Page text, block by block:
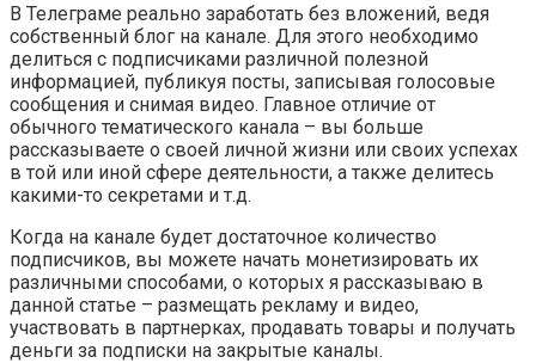
В Телеграме реально заработать без вложений, ведя
собственный блог на канале. Для этого необходимо
делиться с подписчиками различной полезной
информацией, публикуя посты, записывая голосовые
сообщения и снимая видео. Главное отличие от
обычного тематического канала – вы больше
рассказываете о своей личной жизни или своих успехах
в той или иной сфере деятельности, а также делитесь
какими-то секретами и т.д.
Когда на канале будет достаточное количество
подписчиков, вы можете начать монетизировать их
различными способами, о которых я рассказываю в
данной статье – размещать рекламу и видео,
участвовать в партнерках, продавать товары и получать
деньги за подписки на закрытые каналы.